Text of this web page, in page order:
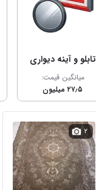
تابلو و آینه دیواری
میانگین قیمت:
۲۷٫۵ میلیون
۲